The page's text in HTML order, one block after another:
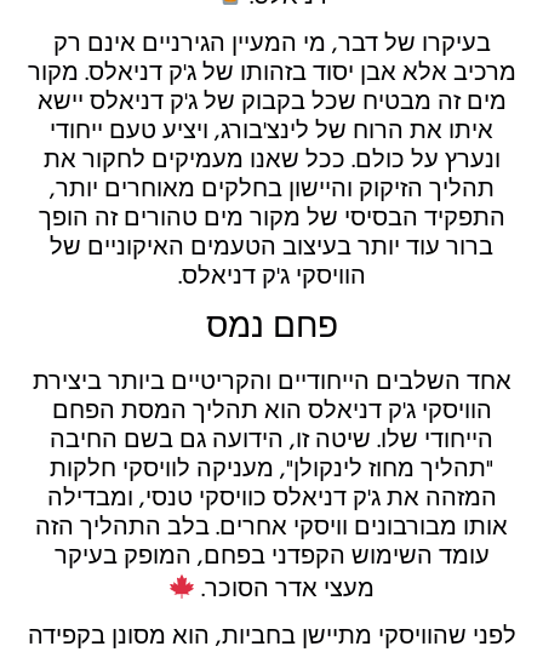
בעיקרו של דבר, מי המעיין הגירניים אינם רק
מרכיב אלא אבן יסוד בזהותו של ג'ק דניאלס. מקור
מים זה מבטיח שכל בקבוק של ג'ק דניאלס יישא
איתו את הרוח של לינצ'בורג, ויציע טעם ייחודי
ונערץ על כולם. ככל שאנו מעמיקים לחקור את
תהליך הזיקוק והיישון בחלקים מאוחרים יותר,
התפקיד הבסיסי של מקור מים טהורים זה הופך
ברור עוד יותר בעיצוב הטעמים האיקוניים של
הוויסקי ג'ק דניאלס.
פחם נמס
אחד השלבים הייחודיים והקריטיים ביותר ביצירת
הוויסקי ג'ק דניאלס הוא תהליך המסת הפחם
הייחודי שלו. שיטה זו, הידועה גם בשם החיבה
"תהליך מחוז לינקולן", מעניקה לוויסקי חלקות
המזהה את ג'ק דניאלס כוויסקי טנסי, ומבדילה
אותו מבורבונים וויסקי אחרים. בלב התהליך הזה
עומד השימוש הקפדני בפחם, המופק בעיקר
מעצי אדר הסוכר.
לפני שהוויסקי מתיישן בחביות, הוא מסונן בקפידה